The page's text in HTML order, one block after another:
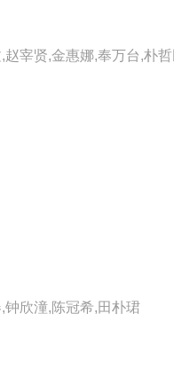
赵宰贤,金惠娜,奉万台,朴
欣潼,陈冠希,田朴珺